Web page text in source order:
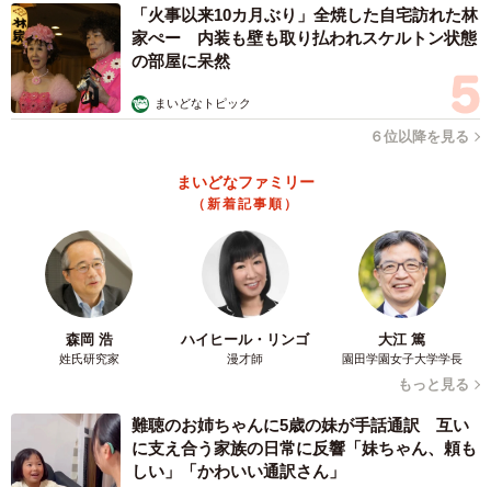
「火事以来10カ月ぶり」全焼した自宅訪れた林
家ぺー 内装も壁も取り払われスケルトン状態
の部屋に呆然
まいどなトピック
６位以降を見る
まいどなファミリー
（新着記事順）
森岡 浩
姓氏研究家
ハイヒール・リンゴ
漫才師
大江 篤
園田学園女子大学学長
もっと見る
難聴のお姉ちゃんに5歳の妹が手話通訳 互い
に支え合う家族の日常に反響「妹ちゃん、頼も
しい」「かわいい通訳さん」